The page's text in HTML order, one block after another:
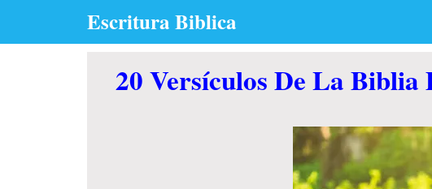
Escritura Biblica
20 Versículos De La Biblia